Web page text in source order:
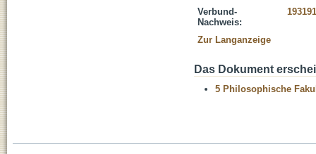
Verbund-
Nachweis:
Zur Langanzeige
Das Dokument
5 Philosophische